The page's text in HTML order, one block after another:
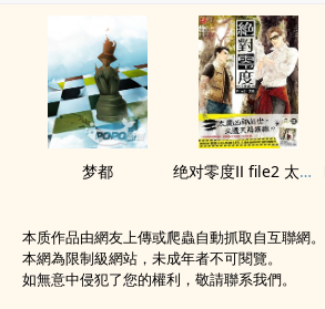
梦都 绝对零度Ⅱ file2 太岁 试阅版
本质作品由網友上傳或爬蟲自動抓取自互聯網。
本網為限制級網站，未成年者不可閱覽。
如無意中侵犯了您的權利，敬請聯系我們。